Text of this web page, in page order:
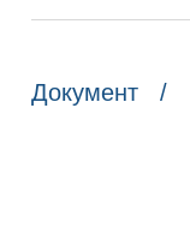
Документ /